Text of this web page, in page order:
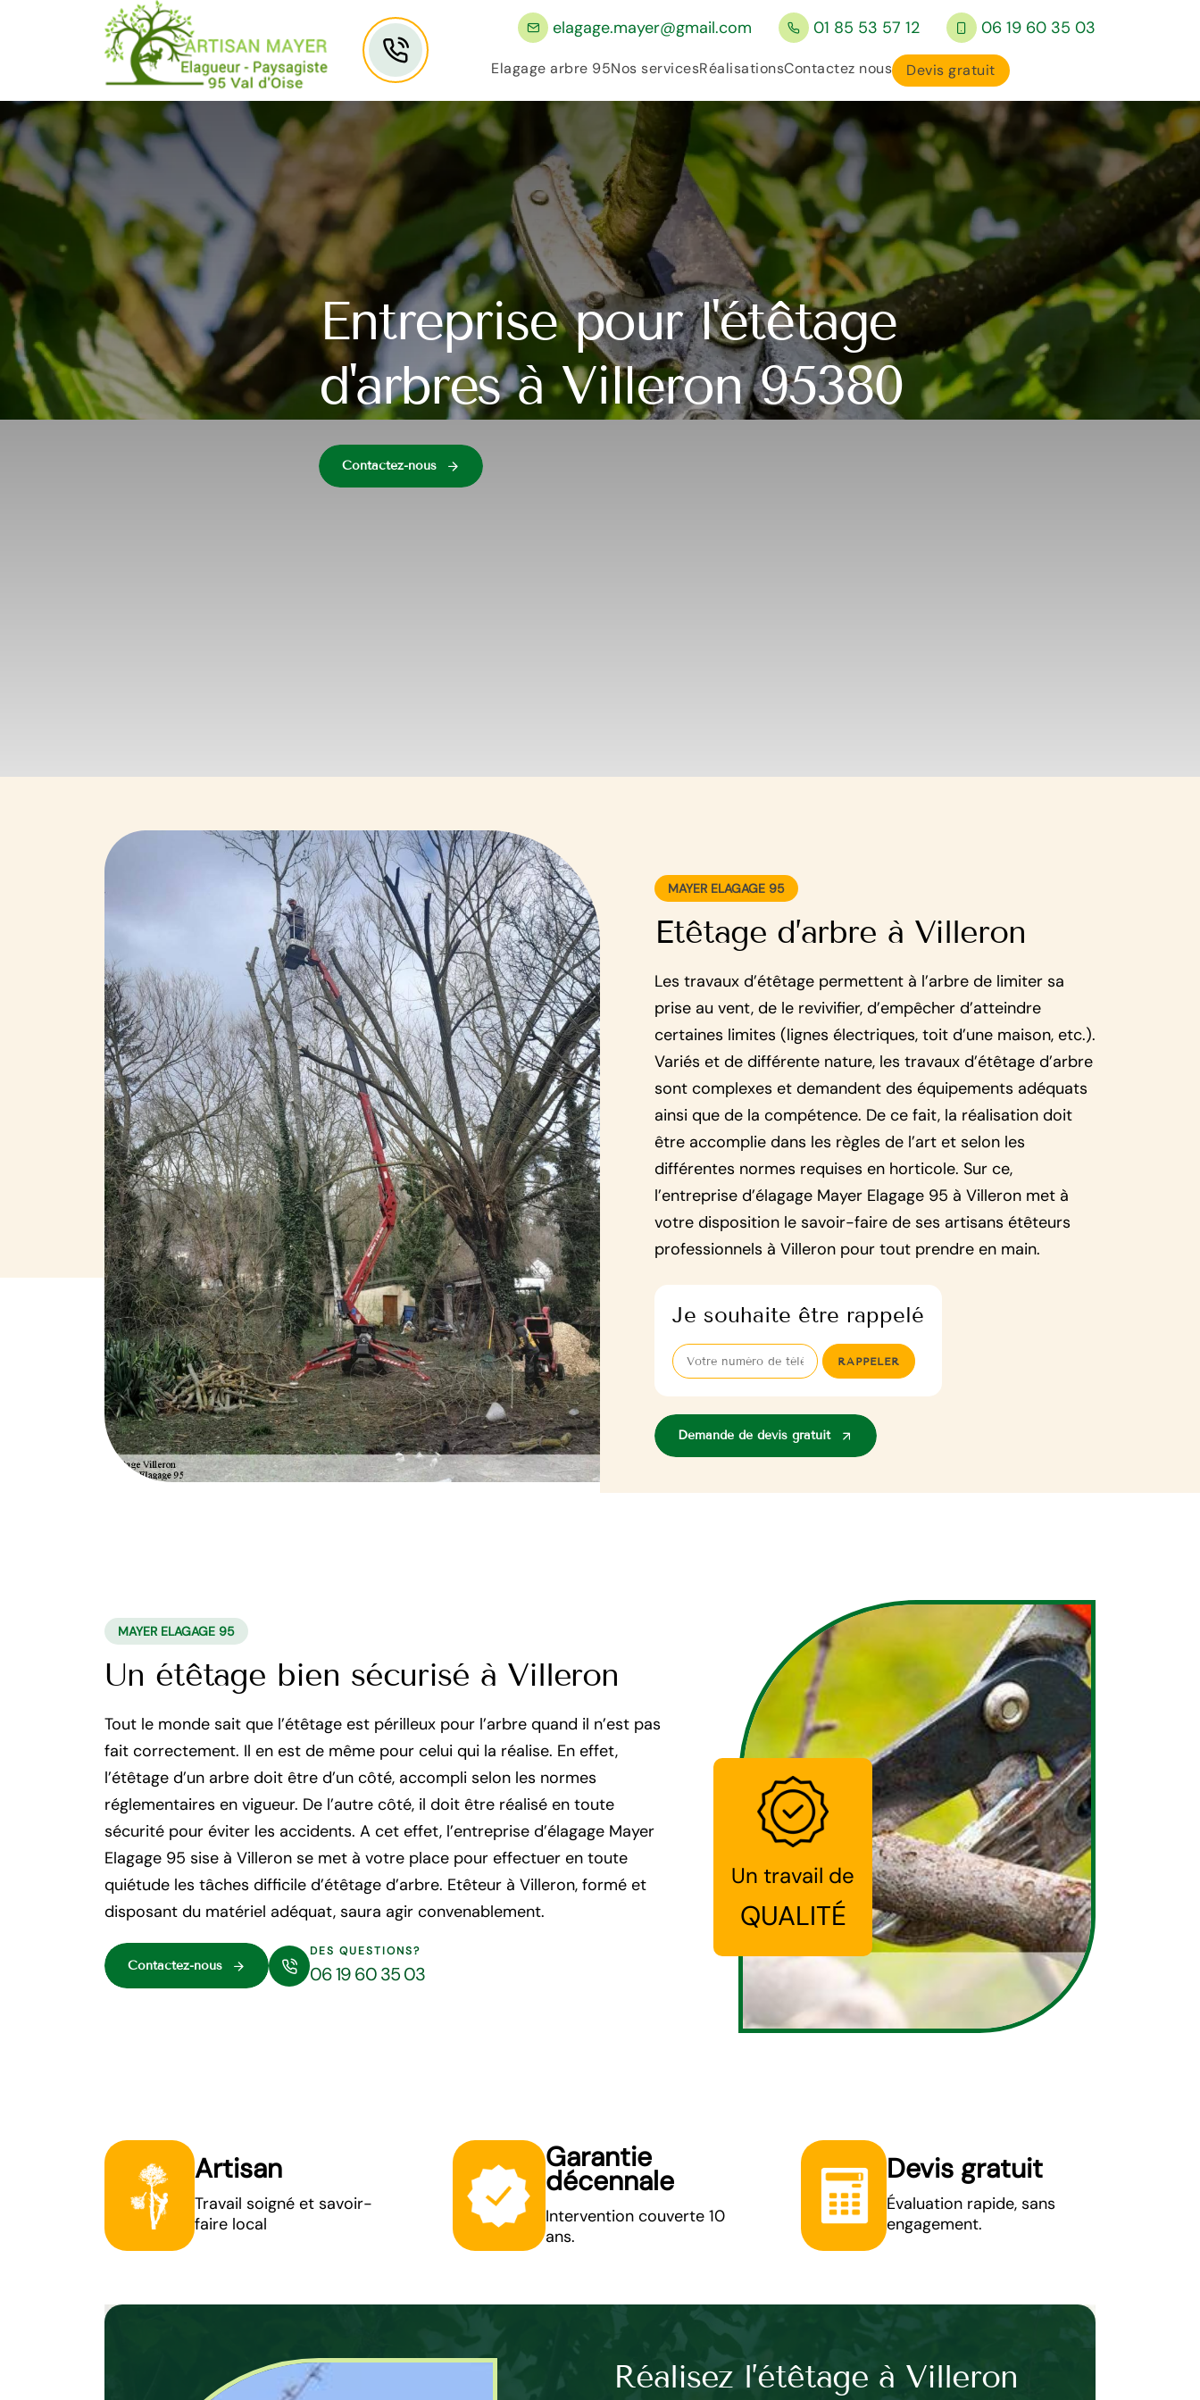
elagage.mayer@gmail.com 01 85 53 57 12 06 19 60 35 03
Elagage arbre 95Nos servicesRéalisationsContactez nous Devis gratuit
Entreprise pour l'étêtage
d'arbres à Villeron 95380
Contactez-nous
MAYER ELAGAGE 95
Etêtage d’arbre à Villeron
Les travaux d’étêtage permettent à l’arbre de limiter sa
prise au vent, de le revivifier, d’empêcher d’atteindre
certaines limites (lignes électriques, toit d’une maison, etc.).
Variés et de différente nature, les travaux d’étêtage d’arbre
sont complexes et demandent des équipements adéquats
ainsi que de la compétence. De ce fait, la réalisation doit
être accomplie dans les règles de l’art et selon les
différentes normes requises en horticole. Sur ce,
l’entreprise d’élagage Mayer Elagage 95 à Villeron met à
votre disposition le savoir-faire de ses artisans étêteurs
professionnels à Villeron pour tout prendre en main.
Je souhaite être rappelé
Demande de devis gratuit
MAYER ELAGAGE 95
Un étêtage bien sécurisé à Villeron
Tout le monde sait que l’étêtage est périlleux pour l’arbre quand il n’est pas
fait correctement. Il en est de même pour celui qui la réalise. En effet,
l’étêtage d’un arbre doit être d’un côté, accompli selon les normes
réglementaires en vigueur. De l’autre côté, il doit être réalisé en toute
sécurité pour éviter les accidents. A cet effet, l’entreprise d’élagage Mayer
Elagage 95 sise à Villeron se met à votre place pour effectuer en toute
quiétude les tâches difficile d’étêtage d’arbre. Etêteur à Villeron, formé et
disposant du matériel adéquat, saura agir convenablement.
Contactez-nous
DES QUESTIONS?
06 19 60 35 03
Un travail de
QUALITÉ
Artisan
Travail soigné et savoir-
faire local
Garantie
décennale
Intervention couverte 10
ans.
Devis gratuit
Évaluation rapide, sans
engagement.
Comptez au jardinier
Réalisez l’étêtage à Villeron